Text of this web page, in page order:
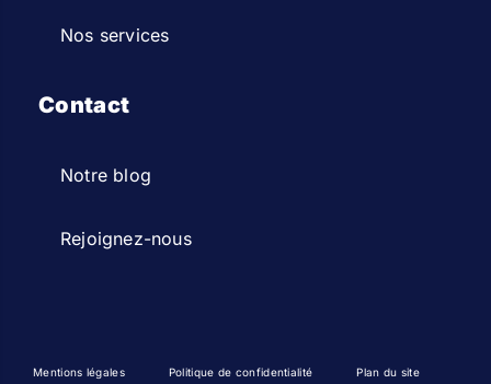
Nos services
Contact
Notre blog
Rejoignez-nous
Mentions légales Politique de confidentialité Plan du site